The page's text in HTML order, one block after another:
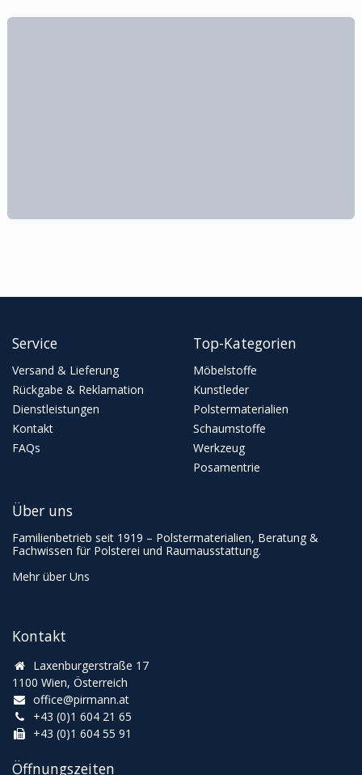
Service
Versand & Lieferung
Rückgabe & Reklamation
Dienstleistungen
Kontakt
FAQs
Top-Kategorien
Möbelstoffe
Kunstleder
Polstermaterialien
Schaumstoffe
Werkzeug
Posamentrie
Kontakt
Laxenburgerstraße 17
1100 Wien, Österreich
office@pirmann.at
+43 (0)1 604 21 65
+43 (0)1 604 55 91
Öffnungszeiten
Über uns
Familienbetrieb seit 1919 – Polstermaterialien, Beratung &
Fachwissen für Polsterei und Raumausstattung.
Mehr über Uns